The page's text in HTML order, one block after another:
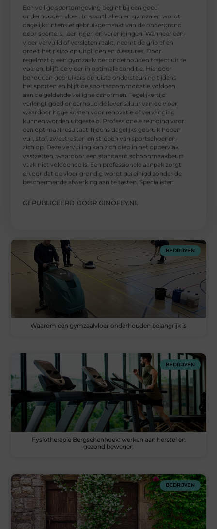
Een veilige sportomgeving begint bij een goed
onderhouden vloer. In sporthallen en gymzalen wordt
dagelijks intensief gebruikgemaakt van de ondergrond
door sporters, leerlingen en verenigingen. Wanneer een
vloer vervuild of versleten raakt, neemt de grip af en
groeit het risico op uitglijden en blessures. Door
regelmatig een gymzaalvloer onderhouden traject uit te
voeren, blijft de vloer in optimale conditie. Hierdoor
behouden gebruikers de juiste ondersteuning tijdens
het sporten en blijft de sportaccommodatie voldoen
aan de geldende veiligheidsnormen. Tegelijkertijd
verlengt goed onderhoud de levensduur van de vloer,
waardoor hoge kosten voor renovatie of vervanging
kunnen worden uitgesteld. Professionele reiniging voor
een optimaal resultaat Tijdens dagelijks gebruik hopen
vuil, stof, zweetresten en strepen van sportschoenen
zich op. Deze vervuiling kan zich diep in het oppervlak
vastzetten, waardoor een standaard schoonmaakbeurt
vaak niet voldoende is. Een professionele aanpak zorgt
ervoor dat de vloer grondig wordt gereinigd zonder de
beschermende afwerking aan te tasten. Specialisten
GEPUBLICEERD DOOR GINOFEY.NL
BEDRIJVEN
Waarom een gymzaalvloer onderhouden belangrijk is
BEDRIJVEN
Fysiotherapie Bergschenhoek: werken aan herstel en
gezond bewegen
BEDRIJVEN